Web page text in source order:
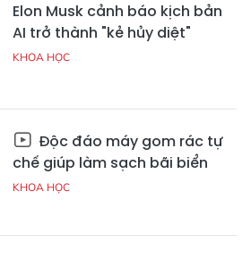
Elon Musk cảnh báo kịch bản
AI trở thành "kẻ hủy diệt"
KHOA HỌC
Độc đáo máy gom rác tự
chế giúp làm sạch bãi biển
KHOA HỌC